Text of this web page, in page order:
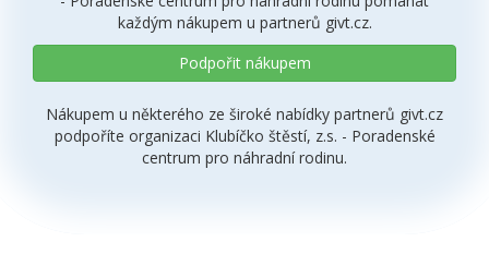
každým nákupem u partnerů givt.cz.
Podpořit nákupem
Nákupem u některého ze široké nabídky partnerů givt.cz
podpoříte organizaci Klubíčko štěstí, z.s. - Poradenské
centrum pro náhradní rodinu.